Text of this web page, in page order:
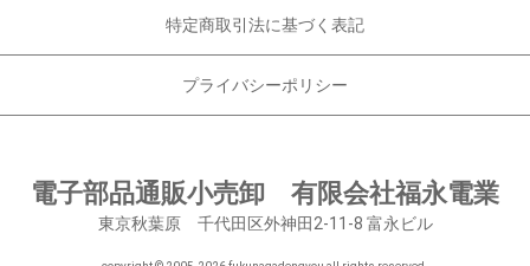
特定商取引法に基づく表記
プライバシーポリシー
電子部品通販小売卸 有限会社福永電業
東京秋葉原 千代田区外神田2-11-8 富永ビル